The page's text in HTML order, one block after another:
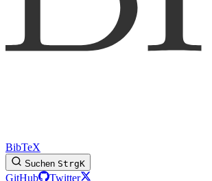
BibTeX
Suchen StrgK
GitHub
Twitter